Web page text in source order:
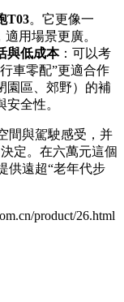
T03。它更像一
用場景更廣。
與低成本：可以考
車零配”更適合作
園區、郊野）的補
全性。
間與駕駛感受，并
定。在六萬元這個
供遠超“老年代步
product/26.html